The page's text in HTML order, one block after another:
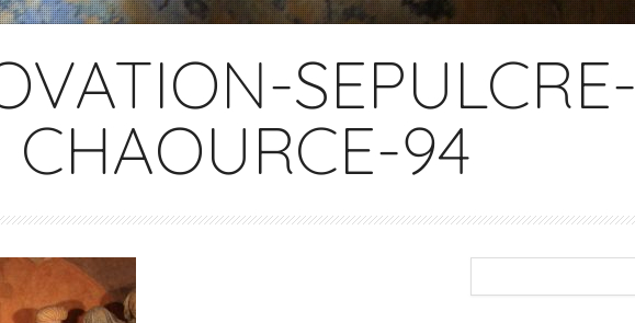
SEPULCRE-
CHAOURCE-94